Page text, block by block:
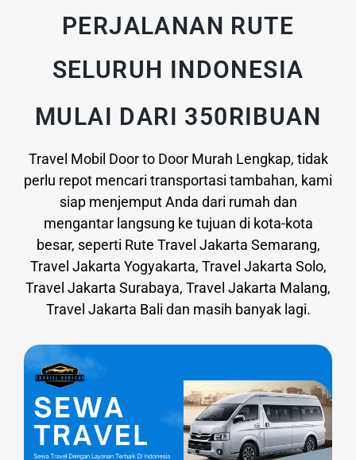
PERJALANAN RUTE
SELURUH INDONESIA
MULAI DARI 350RIBUAN
Travel Mobil Door to Door Murah Lengkap, tidak
perlu repot mencari transportasi tambahan, kami
siap menjemput Anda dari rumah dan
mengantar langsung ke tujuan di kota-kota
besar, seperti Rute Travel Jakarta Semarang,
Travel Jakarta Yogyakarta, Travel Jakarta Solo,
Travel Jakarta Surabaya, Travel Jakarta Malang,
Travel Jakarta Bali dan masih banyak lagi.